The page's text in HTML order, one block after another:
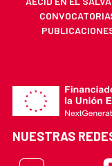
NUESTRAS